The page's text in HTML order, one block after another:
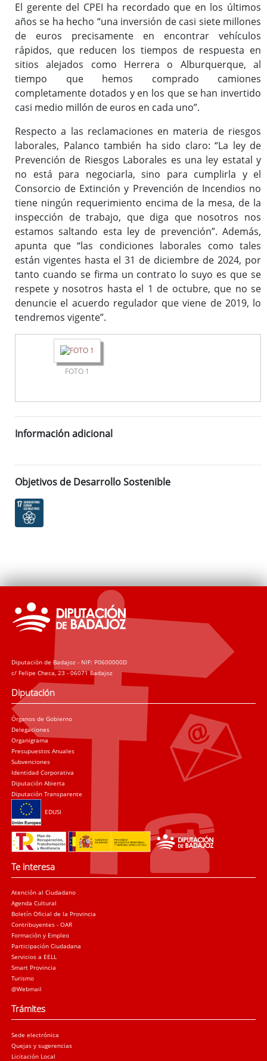
El gerente del CPEI ha recordado que en los últimos
años se ha hecho “una inversión de casi siete millones
de euros precisamente en encontrar vehículos
rápidos, que reducen los tiempos de respuesta en
sitios alejados como Herrera o Alburquerque, al
tiempo que hemos comprado camiones
completamente dotados y en los que se han invertido
casi medio millón de euros en cada uno”.
Respecto a las reclamaciones en materia de riesgos
laborales, Palanco también ha sido claro: “La ley de
Prevención de Riesgos Laborales es una ley estatal y
no está para negociarla, sino para cumplirla y el
Consorcio de Extinción y Prevención de Incendios no
tiene ningún requerimiento encima de la mesa, de la
inspección de trabajo, que diga que nosotros nos
estamos saltando esta ley de prevención”. Además,
apunta que “las condiciones laborales como tales
están vigentes hasta el 31 de diciembre de 2024, por
tanto cuando se firma un contrato lo suyo es que se
respete y nosotros hasta el 1 de octubre, que no se
denuncie el acuerdo regulador que viene de 2019, lo
tendremos vigente”.
FOTO 1
Información adicional
Objetivos de Desarrollo Sostenible
Diputación de Badajoz - NIF: P0600000D
c/ Felipe Checa, 23 - 06071 Badajoz
Diputación
Órganos de Gobierno
Delegaciones
Organigrama
Presupuestos Anuales
Subvenciones
Identidad Corporativa
Diputación Abierta
Diputación Transparente
EDUSI
Te interesa
Atención al Ciudadano
Agenda Cultural
Boletín Oficial de la Provincia
Contribuyentes - OAR
Formación y Empleo
Participación Ciudadana
Servicios a EELL
Smart Provincia
Turismo
@Webmail
Trámites
Sede electrónica
Quejas y sugerencias
Licitación Local